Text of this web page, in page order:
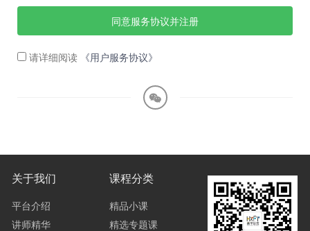
同意服务协议并注册
请详细阅读 《用户服务协议》
关于我们
平台介绍
讲师精华
课程分类
精品小课
精选专题课